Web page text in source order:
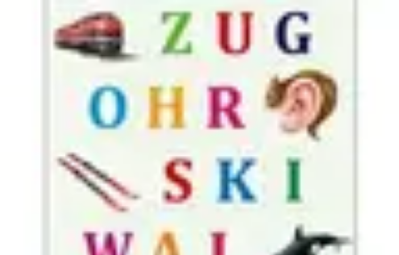
Apprendre Rubik Cube
Astuces et conseilsApprentissage
d'apprentissageMéthodes d'apprentissageTechniques
Apprendre Rubik Cube